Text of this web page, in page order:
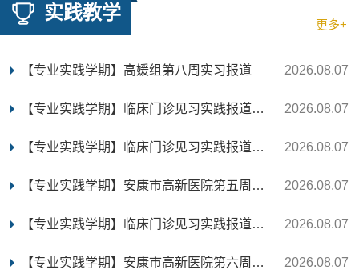
实践教学
更多+
【专业实践学期】高媛组第八周实习报道 2026.08.07
【专业实践学期】临床门诊见习实践报道-梁树林组实... 2026.08.07
【专业实践学期】临床门诊见习实践报道-梁树林组实... 2026.08.07
【专业实践学期】安康市高新医院第五周专业实践学... 2026.08.07
【专业实践学期】临床门诊见习实践报道-梁树林组实... 2026.08.07
【专业实践学期】安康市高新医院第六周专业实践学... 2026.08.07